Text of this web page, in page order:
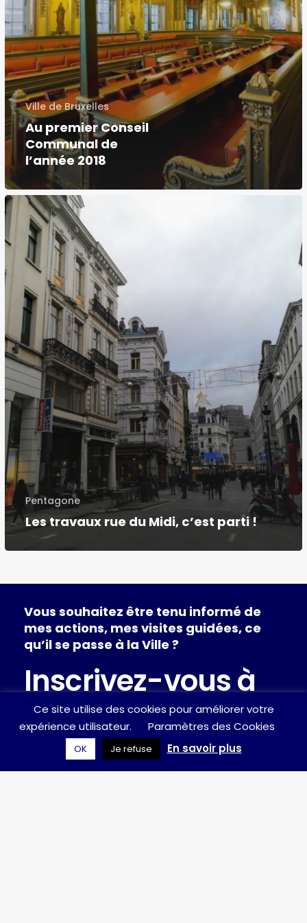
Ville de Bruxelles
Au premier Conseil
Communal de
l’année 2018
Les
travaux
rue
Midi,
c’est
parti
Pentagone
Les travaux rue du Midi, c’est parti !
Vous souhaitez être tenu informé de
mes actions, mes visites guidées, ce
qu’ilse passe à la Ville?
Inscrivez-vous à
ma newsletter !
Ce site utilise des cookies pour améliorer votre
expérience utilisateur.
Paramètres des Cookies
OK Je refuse En savoir plus